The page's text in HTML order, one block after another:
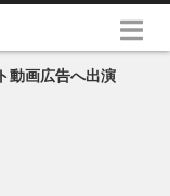
動画広告へ出演